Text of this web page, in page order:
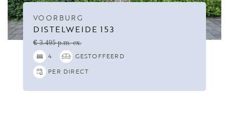
VOORBURG
DISTELWEIDE 153
€ 3.495 p.m. ex.
4
GESTOFFEERD
PER DIRECT